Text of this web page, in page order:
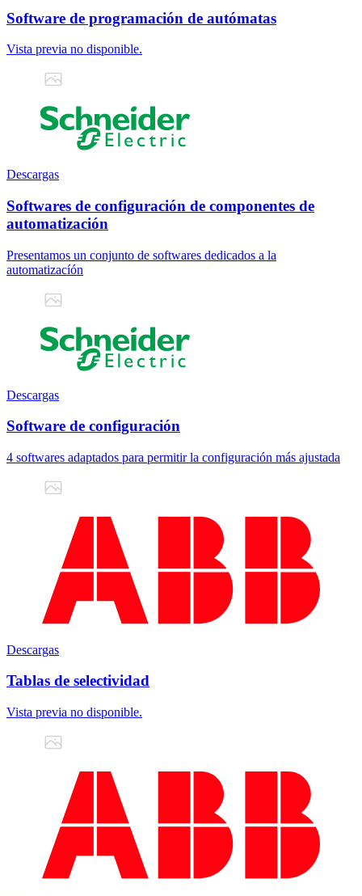
Software de programación de autómatas
Vista previa no disponible.
Descargas
Softwares de configuración de componentes de
automatización
Presentamos un conjunto de softwares dedicados a la
automatizacíón
Descargas
Software de configuración
4 softwares adaptados para permitir la configuración más ajustada
Descargas
Tablas de selectividad
Vista previa no disponible.